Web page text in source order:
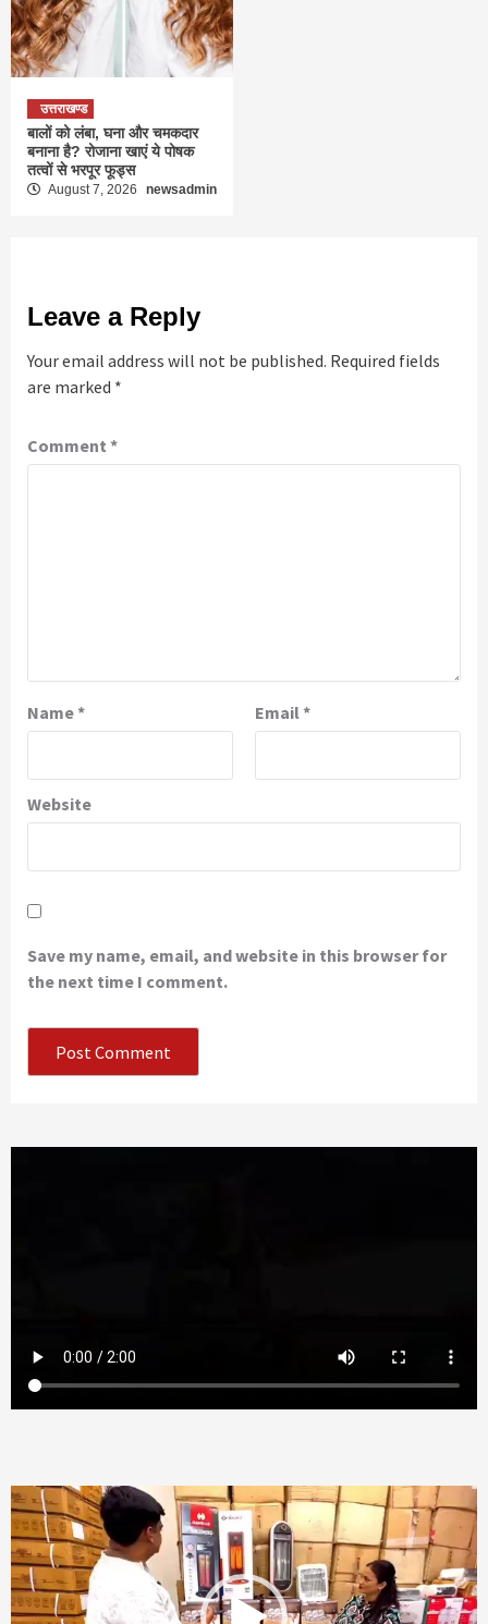
उत्तराखण्ड
बालों को लंबा, घना और चमकदार
बनाना है? रोजाना खाएं ये पोषक
तत्वों से भरपूर फूड्स
August 7, 2026 newsadmin
Leave a Reply
Your email address will not be published. Required fields
are marked *
Comment *
Name* Email*
Website
Save my name, email, and website in this browser for
the next time I comment.
Video
Player